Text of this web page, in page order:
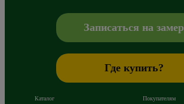
+7 800 765 43 42,mail@alberodoors.com
Записаться на замер
Где купить?
Каталог Покупателям